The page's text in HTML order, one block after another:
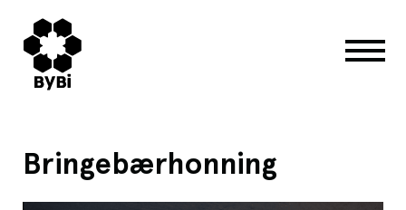
Bringebærhonning